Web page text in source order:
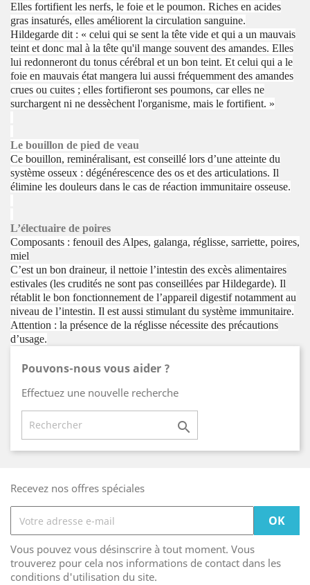
Elles fortifient les nerfs, le foie et le poumon. Riches en acides
gras insaturés, elles améliorent la circulation sanguine.
Hildegarde dit : « celui qui se sent la tête vide et qui a un mauvais
teint et donc mal à la tête qu'il mange souvent des amandes. Elles
lui redonneront du tonus cérébral et un bon teint. Et celui qui a le
foie en mauvais état mangera lui aussi fréquemment des amandes
crues ou cuites ; elles fortifieront ses poumons, car elles ne
surchargent ni ne dessèchent l'organisme, mais le fortifient. »
Le bouillon de pied de veau
Ce bouillon, reminéralisant, est conseillé lors d’une atteinte du
système osseux : dégénérescence des os et des articulations. Il
élimine les douleurs dans le cas de réaction immunitaire osseuse.
L’électuaire de poires
Composants : fenouil des Alpes, galanga, réglisse, sarriette, poires,
miel
C’est un bon draineur, il nettoie l’intestin des excès alimentaires
estivales (les crudités ne sont pas conseillées par Hildegarde). Il
rétablit le bon fonctionnement de l’appareil digestif notamment au
niveau de l’intestin. Il est aussi stimulant du système immunitaire.
Attention : la présence de la réglisse nécessite des précautions
d’usage.
Pouvons-nous vous aider ?
Effectuez une nouvelle recherche

Recevez nos offres spéciales
Vous pouvez vous désinscrire à tout moment. Vous
trouverez pour cela nos informations de contact dans les
conditions d'utilisation du site.